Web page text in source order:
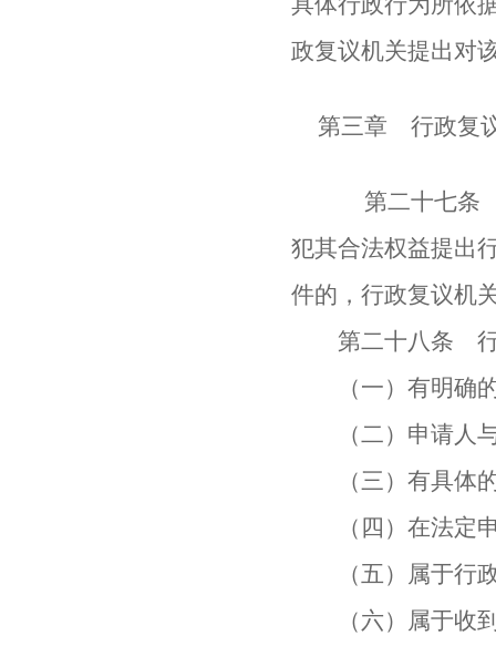
政复议机关提出对
第三章 行政复
第二十七条 公
犯其合法权益提出
件的，行政复议机
第二十八条 行
（一）有明确的
（二）申请人与
（三）有具体的
（四）在法定申
（五）属于行政
（六）属于收到